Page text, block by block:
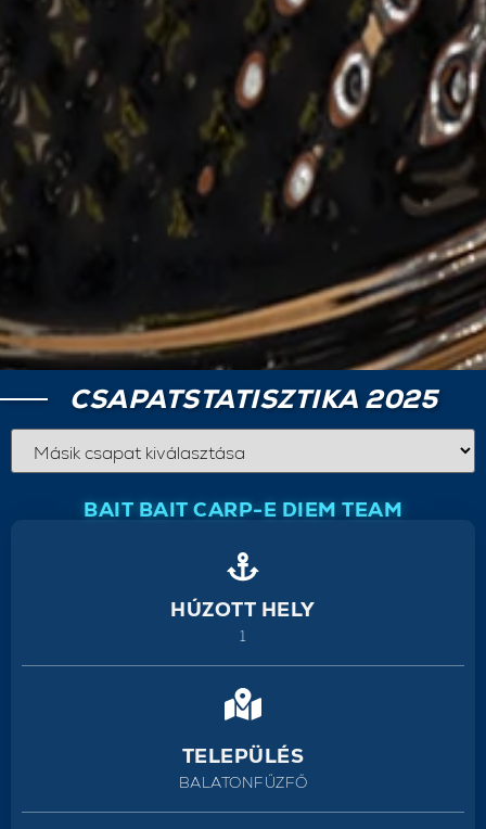
CSAPATSTATISZTIKA 2025
BAIT BAIT CARP-E DIEM TEAM
HÚZOTT HELY
1
TELEPÜLÉS
BALATONFŰZFŐ